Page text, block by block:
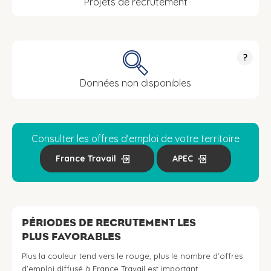
?
Données non disponibles
Consulter les offres d’emploi de votre territoire
France Travail APEC
PÉRIODES DE RECRUTEMENT LES
PLUS FAVORABLES
Plus la couleur tend vers le rouge, plus le nombre d’offres
d’emploi diffusé à France Travail est important.